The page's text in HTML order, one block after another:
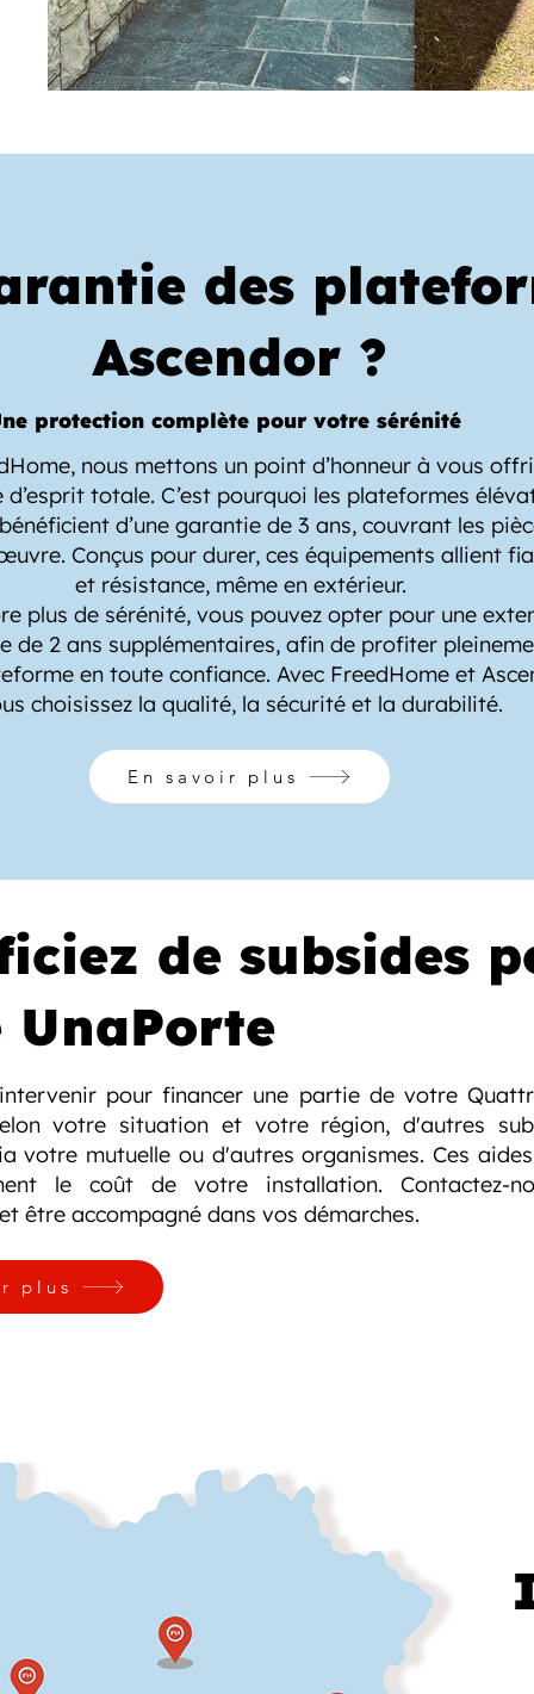
des
Ascendor ?
nous mettons un point d’honneur à vous
totale. C’est pourquoi les plateformes
d’une garantie de 3 ans, couvrant les
Conçus pour durer, ces équipements allient
et résistance, même en extérieur.
plus de sérénité, vous pouvez opter pour une
de 2 ans supplémentaires, afin de profiter
en toute confiance. Avec FreedHome et
choisissez la qualité, la sécurité et la durabilité.
En savoir plus
protection complète pour votre sérénité
de subsides
UnaPorte
pour financer une partie de votre
votre situation et votre région, d'autres
votre mutuelle ou d'autres organismes. Ces
le coût de votre installation. Contactez-
être accompagné dans vos démarches.
plus